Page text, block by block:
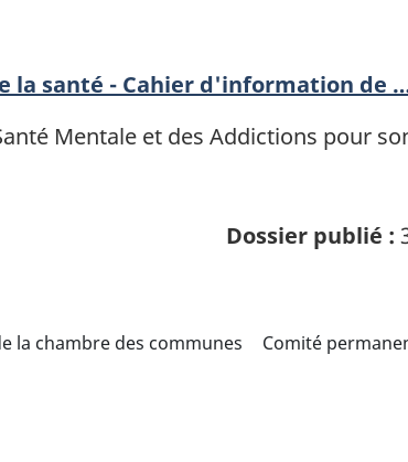
la santé - Cahier d'information de
Mentale et des Addictions pour
Dossier publié :
la chambre des communes Comité